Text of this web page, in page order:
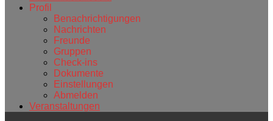
Profil
Benachrichtigungen
Nachrichten
Freunde
Gruppen
Check-ins
Dokumente
Einstellungen
Abmelden
Veranstaltungen